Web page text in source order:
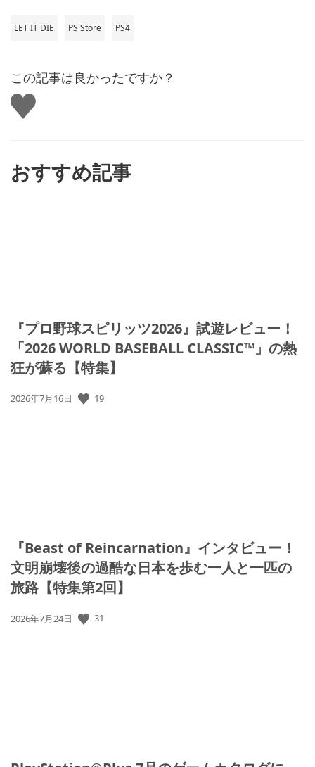
LET IT DIE PS Store PS4
この記事は良かったですか？
い
い
おすすめ記事
『プロ野球スピリッツ2026』試遊レビュー！
「2026 WORLD BASEBALL CLASSIC™」の熱
狂が蘇る【特集】
公
2026年7月16日 19
『Beast of Reincarnation』インタビュー！
文明崩壊後の過酷な日本を歩む一人と一匹の
旅路【特集第2回】
公
2026年7月24日 31